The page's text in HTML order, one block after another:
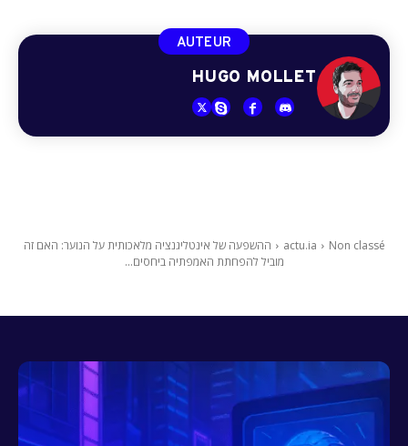
AUTEUR
HUGO MOLLET
actu.ia Non classé
ההשפעה של אינטליגנציה מלאכותית על הנוער: האם זה
מוביל להפחתת האמפתיה ביחסים...